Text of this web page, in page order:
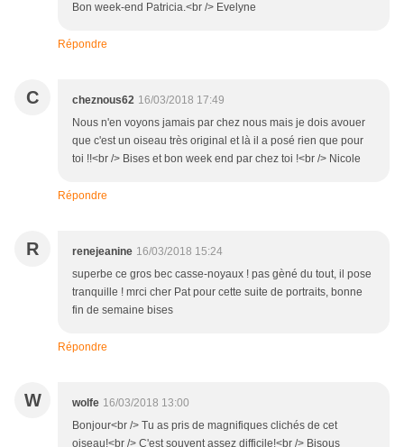
Bon week-end Patricia.<br /> Evelyne
Répondre
C cheznous62 16/03/2018 17:49
Nous n'en voyons jamais par chez nous mais je dois avouer
que c'est un oiseau très original et là il a posé rien que pour
toi !!<br /> Bises et bon week end par chez toi !<br /> Nicole
Répondre
R renejeanine 16/03/2018 15:24
superbe ce gros bec casse-noyaux ! pas gèné du tout, il pose
tranquille ! mrci cher Pat pour cette suite de portraits, bonne
fin de semaine bises
Répondre
W wolfe 16/03/2018 13:00
Bonjour<br /> Tu as pris de magnifiques clichés de cet
oiseau!<br /> C'est souvent assez difficile!<br /> Bisous